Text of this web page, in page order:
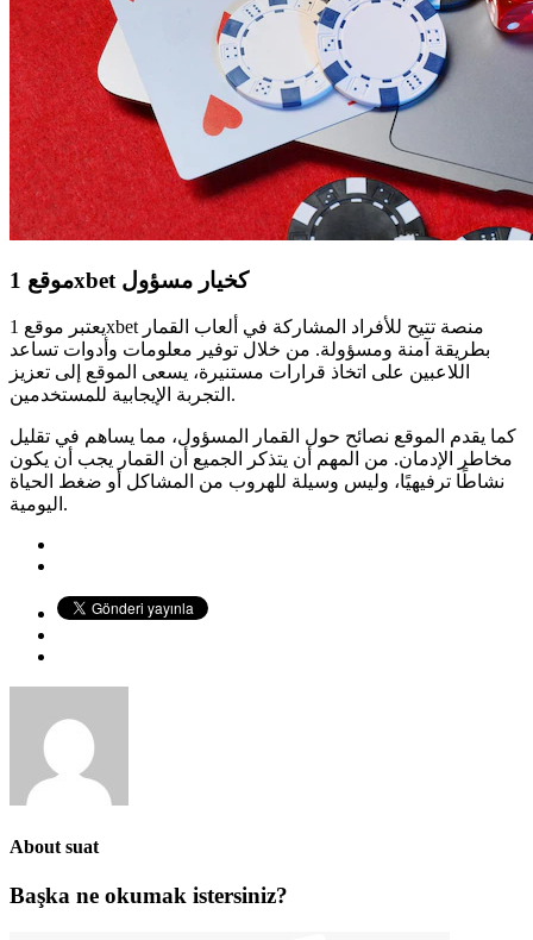
موقع 1xbet كخيار مسؤول
يعتبر موقع 1xbet منصة تتيح للأفراد المشاركة في ألعاب القمار
بطريقة آمنة ومسؤولة. من خلال توفير معلومات وأدوات تساعد
اللاعبين على اتخاذ قرارات مستنيرة، يسعى الموقع إلى تعزيز
التجربة الإيجابية للمستخدمين.
كما يقدم الموقع نصائح حول القمار المسؤول، مما يساهم في تقليل
مخاطر الإدمان. من المهم أن يتذكر الجميع أن القمار يجب أن يكون
نشاطًا ترفيهيًا، وليس وسيلة للهروب من المشاكل أو ضغط الحياة
اليومية.
About suat
Başka ne okumak istersiniz?